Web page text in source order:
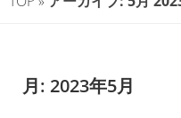
の内科・呼
月: 2023年5月